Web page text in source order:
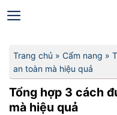
qua
Trang chủ » Cẩm nang »
an toàn mà hiệu quả
Tổng hợp 3 cách
mà hiệu quả